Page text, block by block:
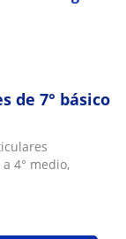
de 7° básico
4° medio,